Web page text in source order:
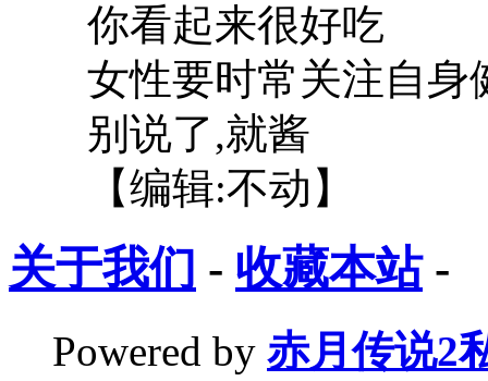
你看起来很好吃
女性要时常关注自身
别说了,就酱
【编辑:不动】
关于我们 - 收藏本站-
Powered by 赤月传说2